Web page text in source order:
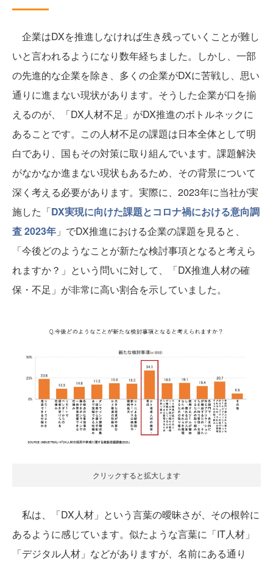
企業はDXを推進しなければ生き残っていくことが難し
いと言われるようになり数年経ちました。しかし、一部
の先進的な企業を除き、多くの企業がDXに苦戦し、思い
通りに進まない現状があります。そうした企業が口を揃
えるのが、「DX人材不足」がDX推進のボトルネックに
あることです。この人材不足の課題は日本全体として明
白であり、国もその対策に取り組んでいます。課題解決
がなかなか進まない現状もあるため、その背景について
深く考える必要があります。実際に、2023年に当社が実
施した「DX実現に向けた課題とコロナ禍における意向調
査 2023年 」でDX推進における企業の課題を見ると、
「今後どのようなことが新たな検討事項となると考えら
れますか？」という問いに対して、「DX推進人材の確
保・不足」が非常に高い割合を示していました。
クリックすると拡大します
私は、「DX人材」という言葉の曖昧さが、その根幹に
あるように感じています。似たような言葉に「IT人材」
「デジタル人材」などがありますが、名前にある通り